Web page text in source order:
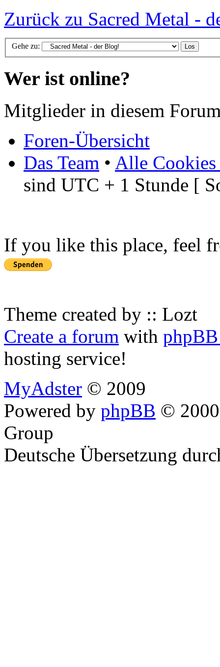
Zurück zu Sacred Metal -
Gehe zu:
Wer ist online?
Mitglieder in diesem
Foren-Übersicht
Das Team • Alle Cookies
sind UTC + 1 Stunde [
If you like this place, feel
Theme created by :: Lozt
Create a forum with
hosting service!
MyAdster © 2009
Powered by phpBB ©
Group
Deutsche Übersetzung